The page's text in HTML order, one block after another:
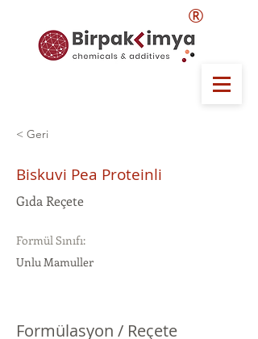
®
< Geri
Biskuvi Pea Proteinli
Gıda Reçete
Formül Sınıfı:
Unlu Mamuller
Formülasyon / Reçete